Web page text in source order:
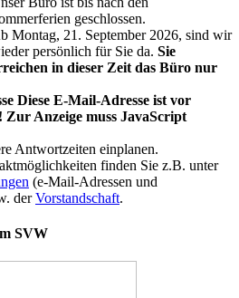
geschlossen.
Montag, 21. September 2026, sind wir
persönlich für Sie da. Sie
in dieser Zeit das Büro nur
Diese E-Mail-Adresse ist vor
Zur Anzeige muss JavaScript
Antwortzeiten einplanen.
finden Sie z.B. unter
(e-Mail-Adressen und
derVorstandschaft.
SVW